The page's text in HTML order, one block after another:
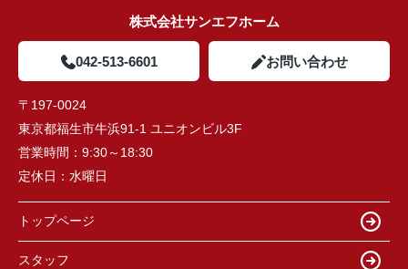
株式会社サンエフホーム
042-513-6601 お問い合わせ
〒197-0024
東京都福生市牛浜91-1 ユニオンビル3F
営業時間： 9:30～18:30
定休日： 水曜日
トップページ
スタッフ